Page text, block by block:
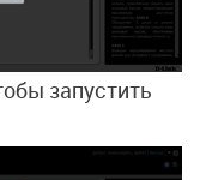
запустить